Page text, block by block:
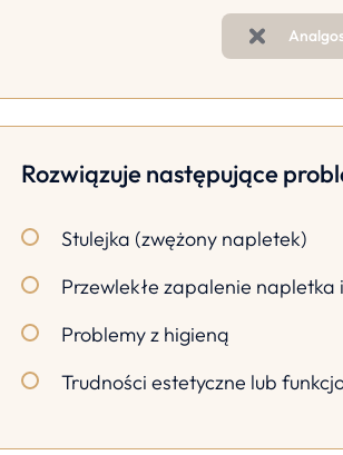
Rozwiązuje następujące
Stulejka (zwężony napletek)
Przewlekłe zapalenie napletka
Problemy z higieną
Trudności estetyczne lub